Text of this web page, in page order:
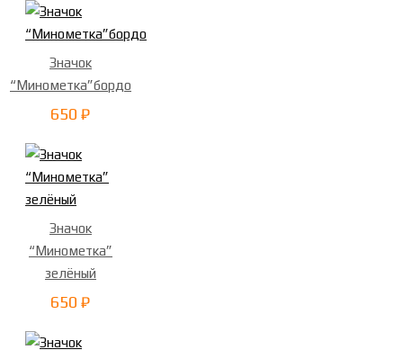
Значок
“Минометка”бордо
650 ₽
Значок
“Минометка”
зелёный
650 ₽